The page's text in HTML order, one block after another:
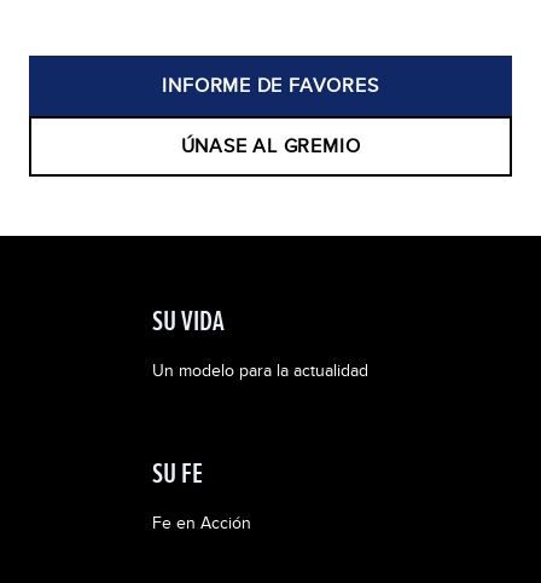
INFORME DE FAVORES
ÚNASE AL GREMIO
SU VIDA
Un modelo para la actualidad
SU FE
Fe en Acción